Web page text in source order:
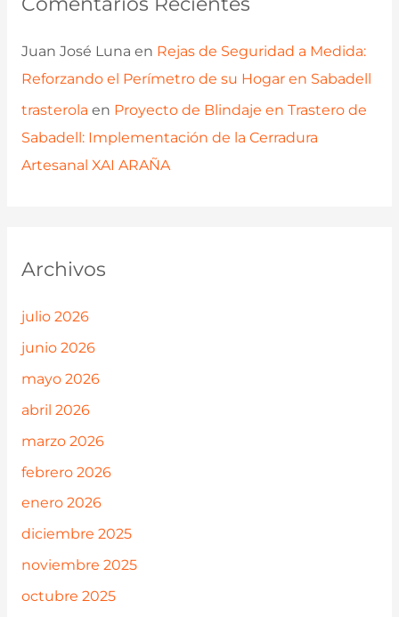
Juan José Luna en Rejas de Seguridad a Medida:
Reforzando el Perímetro de su Hogar en Sabadell
trasterola en Proyecto de Blindaje en Trastero de
Sabadell: Implementación de la Cerradura
Artesanal XAI ARAÑA
Archivos
julio 2026
junio 2026
mayo 2026
abril 2026
marzo 2026
febrero 2026
enero 2026
diciembre 2025
noviembre 2025
octubre 2025